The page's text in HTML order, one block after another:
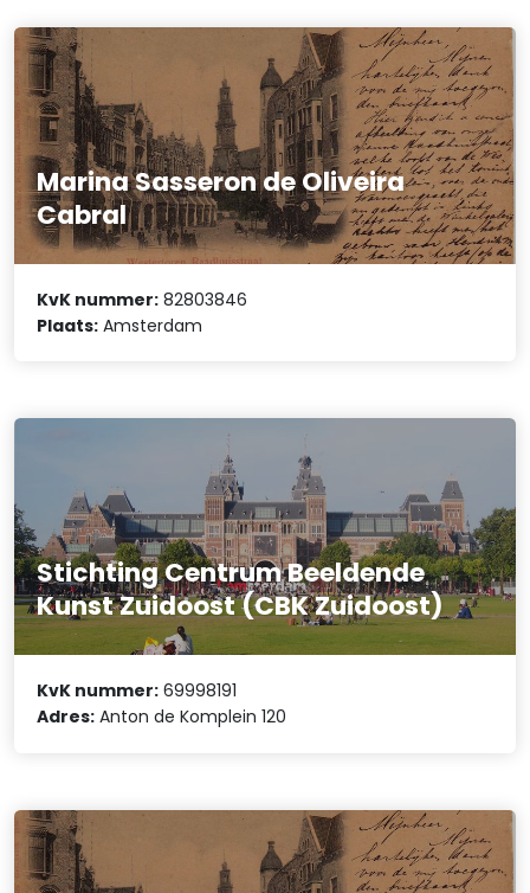
Marina Sasseron de Oliveira
Cabral
KvK nummer: 82803846
Plaats: Amsterdam
Stichting Centrum Beeldende
Kunst Zuidoost (CBK Zuidoost)
KvK nummer: 69998191
Adres: Anton de Komplein 120